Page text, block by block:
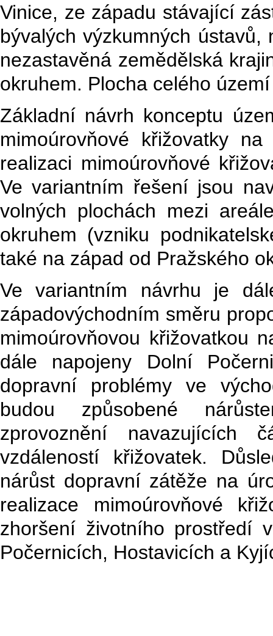
Vinice, ze západu stávající
bývalých výzkumných
nezastavěná zemědělská
okruhem. Plocha celého
Základní návrh konceptu
mimoúrovňové křižovatky
realizaci mimoúrovňové
Ve variantním řešení jsou
volných plochách mezi
okruhem (vzniku
také na západ od Pražského
Ve variantním návrhu je
západovýchodním směru
mimoúrovňovou křižovatkou
dále napojeny Dolní
dopravní problémy ve
budou způsobené
zprovoznění navazujících
vzdáleností křižovatek.
nárůst dopravní zátěže na
realizace mimoúrovňové
zhoršení životního prostředí
Počernicích, Hostavicích a